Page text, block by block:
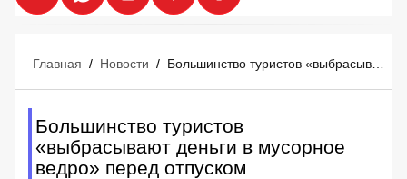
Главная / Новости /
Большинство туристов
«выбрасывают деньги в мусорное
ведро» перед отпуском